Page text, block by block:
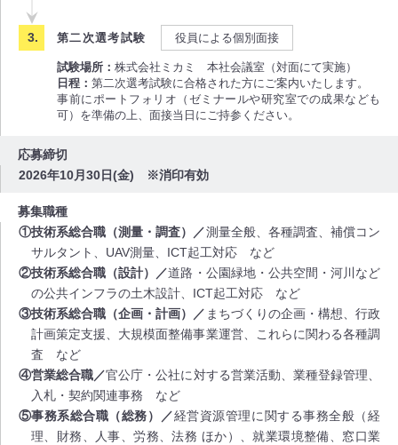
第二次選考試験 役員による個別面接
試験場所： 株式会社ミカミ 本社会議室（対面にて実施）
日程： 第二次選考試験に合格された方にご案内いたします。
事前にポートフォリオ（ゼミナールや研究室での成果なども
可）を準備の上、面接当日にご持参ください。
応募締切
2026年10月30日(金) ※消印有効
募集職種
技術系総合職（測量・調査）／測量全般、各種調査、補償コン
サルタント、UAV測量、ICT起工対応 など
技術系総合職（設計）／道路・公園緑地・公共空間・河川など
の公共インフラの土木設計、ICT起工対応 など
技術系総合職（企画・計画）／ まちづくりの企画・構想、行政
計画策定支援、大規模面整備事業運営、これらに関わる各種調
査 など
営業総合職／官公庁・公社に対する営業活動、業種登録管理、
入札・契約関連事務 など
事務系総合職（総務）／経営資源管理に関する事務全般（経
理、財務、人事、労務、法務 ほか）、就業環境整備、窓口業